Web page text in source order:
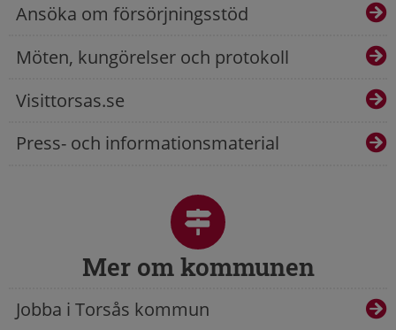
Ansöka om försörjningsstöd
Möten, kungörelser och protokoll
Visittorsas.se
Press- och informationsmaterial
Mer om kommunen
Jobba i Torsås kommun